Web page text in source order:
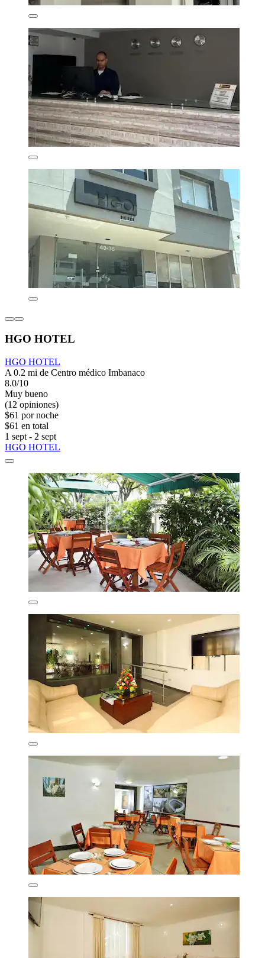
HGO HOTEL
HGO HOTEL
A 0.2 mi de Centro médico Imbanaco
8.0/10
Muy bueno
(12 opiniones)
$61 por noche
$61 en total
1 sept - 2 sept
HGO HOTEL